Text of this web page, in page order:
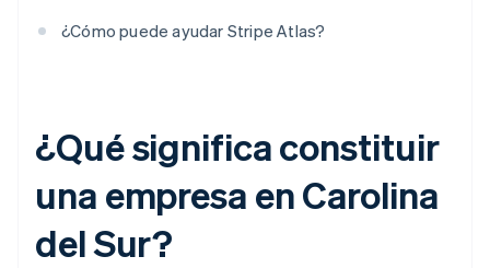
¿Cómo puede ayudar Stripe Atlas?
¿Qué significa constituir
una empresa en Carolina
del Sur?